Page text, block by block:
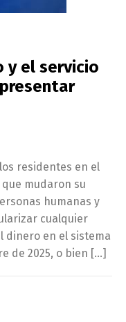
y el servicio
residentes en el
mudaron su
humanas y
cualquier
dinero en el sistema
de 2025, o bien […]